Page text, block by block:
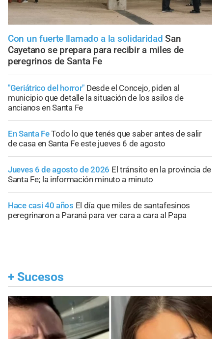
Con un fuerte llamado a la solidaridad San
Cayetano se prepara para recibir a miles de
peregrinos de Santa Fe
"Geriátrico del horror" Desde el Concejo, piden al
municipio que detalle la situación de los asilos de
ancianos en Santa Fe
En Santa FeTodo lo que tenés que saber antes de salir
de casa en Santa Fe este jueves 6 de agosto
Jueves 6 de agosto de 2026 El tránsito en la provincia de
Santa Fe; la información minuto a minuto
Hace casi 40 años El día que miles de santafesinos
peregrinaron a Paraná para ver cara a cara al Papa
+ Sucesos